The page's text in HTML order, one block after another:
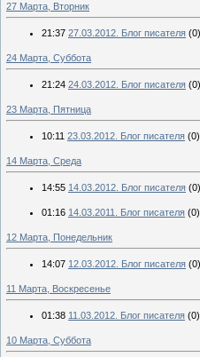
27 Марта, Вторник
21:37 27.03.2012. Блог писателя (0)
24 Марта, Суббота
21:24 24.03.2012. Блог писателя (0)
23 Марта, Пятница
10:11 23.03.2012. Блог писателя (0)
14 Марта, Среда
14:55 14.03.2012. Блог писателя (0)
01:16 14.03.2011. Блог писателя (0)
12 Марта, Понедельник
14:07 12.03.2012. Блог писателя (0)
11 Марта, Воскресенье
01:38 11.03.2012. Блог писателя (0)
10 Марта, Суббота